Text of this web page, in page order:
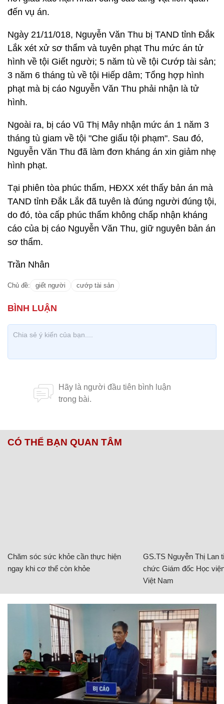
đến vụ án.
Ngày 21/11/018, Nguyễn Văn Thu bị TAND tỉnh Đắk
Lắk xét xử sơ thẩm và tuyên phạt Thu mức án tử
hình về tội Giết người; 5 năm tù về tội Cướp tài sản;
3 năm 6 tháng tù về tội Hiếp dâm; Tổng hợp hình
phạt mà bị cáo Nguyễn Văn Thu phải nhận là tử
hình.
Ngoài ra, bị cáo Vũ Thị Mây nhận mức án 1 năm 3
tháng tù giam về tội "Che giấu tội phạm". Sau đó,
Nguyễn Văn Thu đã làm đơn kháng án xin giảm nhẹ
hình phạt.
Tại phiên tòa phúc thẩm, HĐXX xét thấy bản án mà
TAND tỉnh Đắk Lắk đã tuyên là đúng người đúng tội,
do đó, tòa cấp phúc thẩm không chấp nhận kháng
cáo của bị cáo Nguyễn Văn Thu, giữ nguyên bản án
sơ thẩm.
Trần Nhân
Chủ đề: giết người cướp tài sản
CÓ THỂ BẠN QUAN TÂM
Chăm sóc sức khỏe cần thực hiện
ngay khi cơ thể còn khỏe
GS.TS Nguyễn Thị Lan
chức Giám đốc Học
Việt Nam